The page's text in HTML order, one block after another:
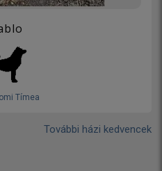
Tímea
További házi kedvencek